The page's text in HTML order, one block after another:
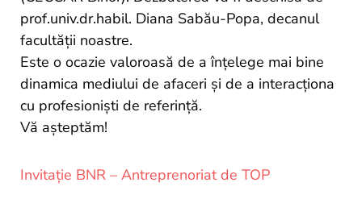
prof.univ.dr.habil. Diana Sabău-Popa, decanul
facultății noastre.
Este o ocazie valoroasă de a înțelege mai bine
dinamica mediului de afaceri și de a interacționa
cu profesioniști de referință.
Vă așteptăm!
Invitație BNR – Antreprenoriat de TOP